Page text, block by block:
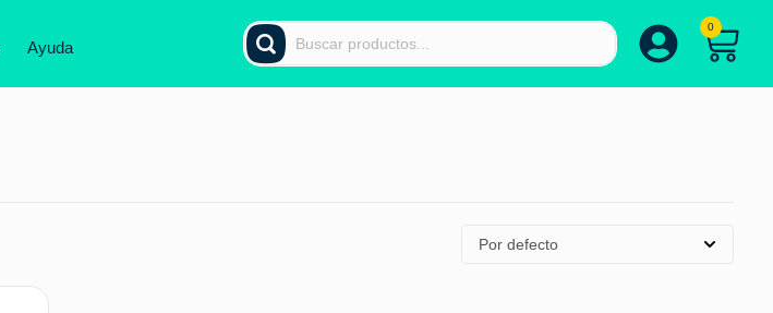
Ayuda
0
Por defecto